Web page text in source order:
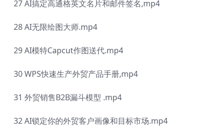
27 AI搞定高通格英文名片和邮件签名,mp4
28 AI无限绘图大师.mp4
29 AI模特Capcut作图送代.mp4
30 WPS快速生产外贸产品手册,mp4
31 外贸销售B2B漏斗模型 .mp4
32 AI锁定你的外贸客户画像和目标市场.mp4